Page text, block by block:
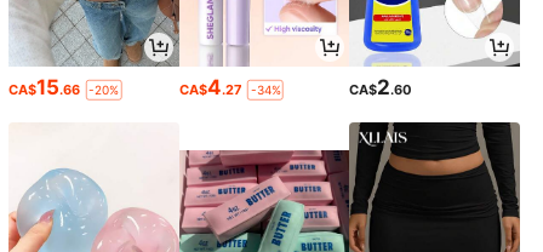
CA$15.66 -20% CA$4.27 -34% CA$2.60